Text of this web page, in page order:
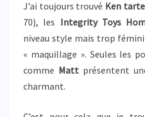
J’ai toujours trouvé Ken tarte
70), les Integrity Toys
niveau style mais trop
« maquillage ». Seules les
comme Mattprésentent
charmant.